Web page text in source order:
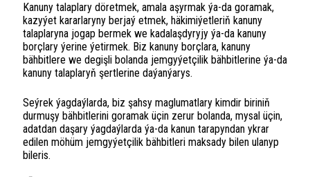
Kanuny talaplary döretmek, amala aşyrmak ýa-da goramak,
kazyýet kararlaryny berjaý etmek, häkimiýetleriň kanuny
talaplaryna jogap bermek we kadalaşdyryjy ýa-da kanuny
borçlary ýerine ýetirmek. Biz kanuny borçlara, kanuny
bähbitlere we degişli bolanda jemgyýetçilik bähbitlerine ýa-da
kanuny talaplaryň şertlerine daýanýarys.
Seýrek ýagdaýlarda, biz şahsy maglumatlary kimdir biriniň
durmuşy bähbitlerini goramak üçin zerur bolanda, mysal üçin,
adatdan daşary ýagdaýlarda ýa-da kanun tarapyndan ykrar
edilen möhüm jemgyýetçilik bähbitleri maksady bilen ulanyp
bileris.